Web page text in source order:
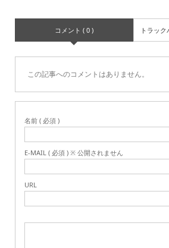
コメント ( 0 ) トラッ
この記事へのコメントはありません。
名前 ( 必須 )
E-MAIL ( 必須 ) ※ 公開されません
URL